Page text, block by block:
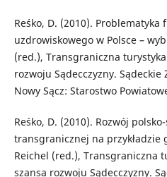
Reśko, D. (2010).
uzdrowiskowego w Polsce –
(red.), Transgraniczna
rozwoju Sądecczyzny.
Nowy Sącz: Starostwo
Reśko, D. (2010). Rozwój
transgranicznej na przykładzie
Reichel (red.), Transgraniczna
szansa rozwoju Sądecczyzny.